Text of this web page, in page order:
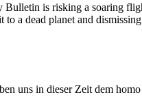
is risking a soaring
dead planet and
uns in dieser Zeit dem